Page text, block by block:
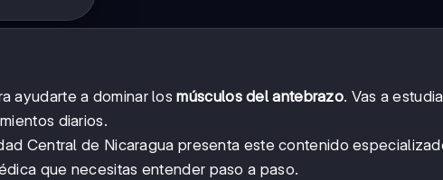
ayudarte a dominar losmúsculos del antebrazo. Vas a
diarios.
Central de Nicaragua presenta este contenido
que necesitas entender paso a paso.